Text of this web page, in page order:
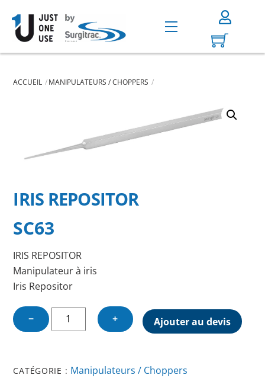
content
Menu
ACCUEIL MANIPULATEURS / CHOPPERS
IRIS REPOSITOR
SC63
IRIS REPOSITOR
Manipulateur à iris
Iris Repositor
−
quantité
de
+ Ajouter au devis
CATÉGORIE : Manipulateurs / Choppers